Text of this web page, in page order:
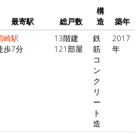
最寄駅 総戸数
構
造
築年
崎駅
歩7分
13階建
121部屋
鉄
筋
コ
ン
ク
リ
ー
ト
造
2017
年